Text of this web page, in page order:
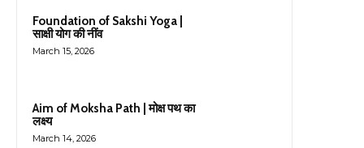
Foundation of Sakshi Yoga |
साक्षी योग की नींव
March 15, 2026
Aim of Moksha Path | मोक्ष पथ का
लक्ष्य
March 14, 2026